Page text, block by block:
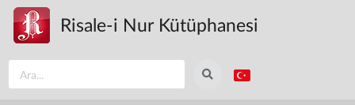
Ana içeriğe atla
Risale-i Nur Kütüphanesi